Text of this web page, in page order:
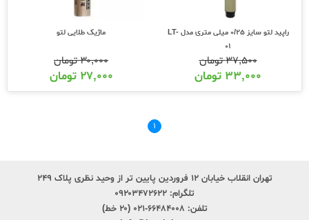
راپید لتو سایز 0/25 میلی متری مدل LT-
01
۳۷,۵۰۰تومان
۳۳,۰۰۰ تومان
ماژیک طلایی لتو
۳۰,۰۰۰تومان
۲۷,۰۰۰ تومان
۱
تهران انقلاب خیابان ۱۲ فروردین پایین تر از وحید نظری پلاک ۲۴۹
تلگرام: ۰۹۲۰۳۴۷۲۶۲۲
تلفن: ۶۶۴۸۴۰۰۸-۰۲۱ (۲۰ خط)